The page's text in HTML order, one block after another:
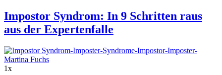
Impostor Syndrom: In 9 Schritten raus
aus der Expertenfalle
1x